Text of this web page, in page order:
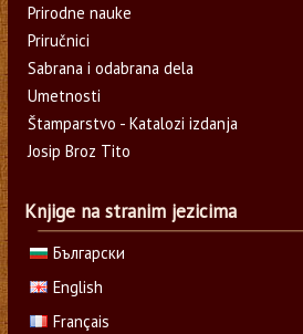
Prirodne nauke
Priručnici
Sabrana i odabrana dela
Umetnosti
Štamparstvo - Katalozi izdanja
Josip Broz Tito
Knjige na stranim jezicima
Български
English
Français